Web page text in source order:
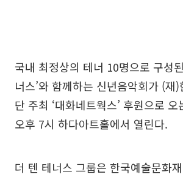
국내 최정상의 테너 10명으로 구성
너스’와 함께하는 신년음악회가 (재
단 주최 ‘대화네트웍스’ 후원으로
오후 7시 하다아트홀에서 열린다.
더 텐 테너스 그룹은 한국예술문화